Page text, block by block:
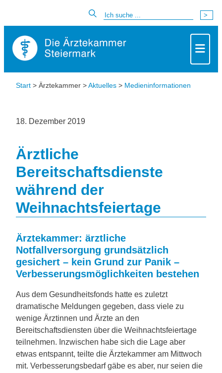
Start > Ärztekammer >Aktuelles > Medieninformationen
18. Dezember 2019
Ärztliche
Bereitschaftsdienste
während der
Weihnachtsfeiertage
Ärztekammer: ärztliche
Notfallversorgung grundsätzlich
gesichert – kein Grund zur Panik –
Verbesserungsmöglichkeiten bestehen
Aus dem Gesundheitsfonds hatte es zuletzt
dramatische Meldungen gegeben, dass viele zu
wenige Ärztinnen und Ärzte an den
Bereitschaftsdiensten über die Weihnachtsfeiertage
teilnehmen. Inzwischen habe sich die Lage aber
etwas entspannt, teilte die Ärztekammer am Mittwoch
mit. Verbesserungsbedarf gäbe es aber, nur seien die